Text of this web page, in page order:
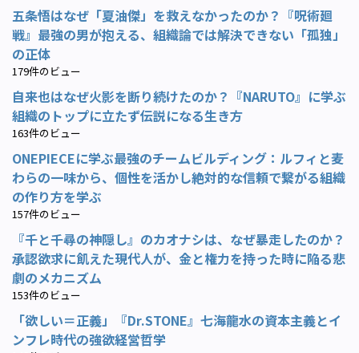
五条悟はなぜ「夏油傑」を救えなかったのか？『呪術廻
戦』最強の男が抱える、組織論では解決できない「孤独」
の正体
179件のビュー
自来也はなぜ火影を断り続けたのか？『NARUTO』に学ぶ
組織のトップに立たず伝説になる生き方
163件のビュー
ONEPIECEに学ぶ最強のチームビルディング：ルフィと麦
わらの一味から、個性を活かし絶対的な信頼で繋がる組織
の作り方を学ぶ
157件のビュー
『千と千尋の神隠し』のカオナシは、なぜ暴走したのか？
承認欲求に飢えた現代人が、金と権力を持った時に陥る悲
劇のメカニズム
153件のビュー
「欲しい＝正義」『Dr.STONE』七海龍水の資本主義とイ
ンフレ時代の強欲経営哲学